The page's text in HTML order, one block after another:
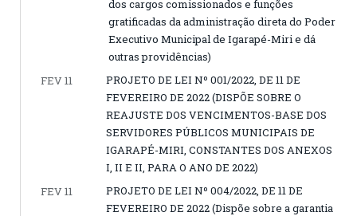
dos cargos comissionados e funções
gratificadas da administração direta do Poder
Executivo Municipal de Igarapé-Miri e dá
outras providências)
FEV 11
PROJETO DE LEI Nº 001/2022, DE 11 DE
FEVEREIRO DE 2022 (DISPÕE SOBRE O
REAJUSTE DOS VENCIMENTOS-BASE DOS
SERVIDORES PÚBLICOS MUNICIPAIS DE
IGARAPÉ-MIRI, CONSTANTES DOS ANEXOS
I, II E II, PARA O ANO DE 2022)
FEV 11
PROJETO DE LEI Nº 004/2022, DE 11 DE
FEVEREIRO DE 2022 (Dispõe sobre a garantia